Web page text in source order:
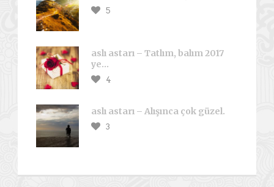
5
aslı astarı – Tatlım, balım 2017
ye…
4
aslı astarı – Alışınca çok güzel.
3